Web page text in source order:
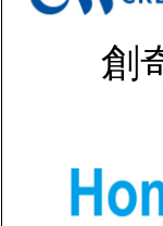
創